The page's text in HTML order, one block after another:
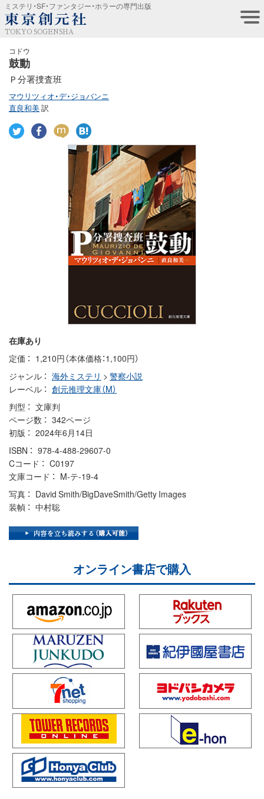
ミステリ・SF・ファンタジー・ホラーの専門出版
TOKYO SOGENSHA
コドウ
鼓動
Ｐ分署捜査班
マウリツィオ・デ・ジョバンニ
直良和美訳
在庫あり
定価
1,210円（本体価格：1,100円）
ジャンル
海外ミステリ > 警察小説
レーベル
創元推理文庫（M）
判型
文庫判
ページ数
342ページ
初版
2024年6月14日
ISBN
978-4-488-29607-0
Cコード
C0197
文庫コード
M-テ-19-4
写真
David Smith/BigDaveSmith/Getty Images
装幀
中村聡
オンライン書店で購入